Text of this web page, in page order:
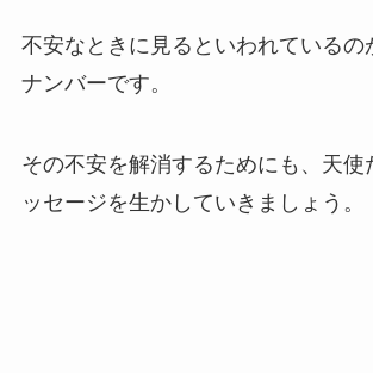
不安なときに見るといわれているの
ナンバーです。
その不安を解消するためにも、天使
ッセージを生かしていきましょう。